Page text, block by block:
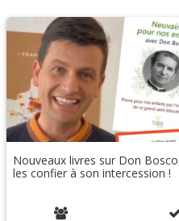
Nouveaux livres sur Don
les confier à son intercession !